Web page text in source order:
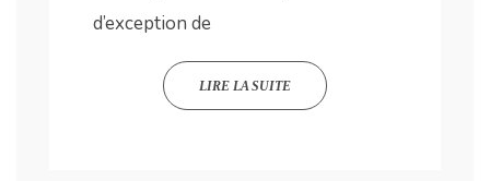
d’exception de
LIRE LA SUITE